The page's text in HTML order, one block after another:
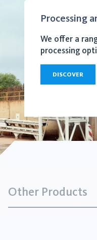
Processing
We offer a
processing
DISCOVER
Other Products